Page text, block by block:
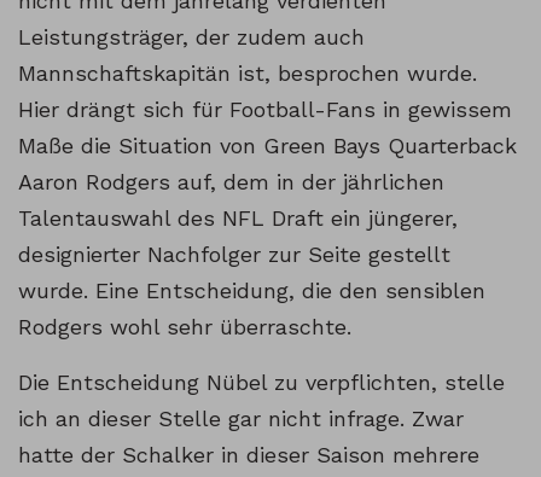
Leistungsträger, der zudem auch
Mannschaftskapitän ist, besprochen wurde.
Hier drängt sich für Football-Fans in gewissem
Maße die Situation von Green Bays Quarterback
Aaron Rodgers auf, dem in der jährlichen
Talentauswahl des NFL Draft ein jüngerer,
designierter Nachfolger zur Seite gestellt
wurde. Eine Entscheidung, die den sensiblen
Rodgers wohl sehr überraschte.
Die Entscheidung Nübel zu verpflichten, stelle
ich an dieser Stelle gar nicht infrage. Zwar
hatte der Schalker in dieser Saison mehrere